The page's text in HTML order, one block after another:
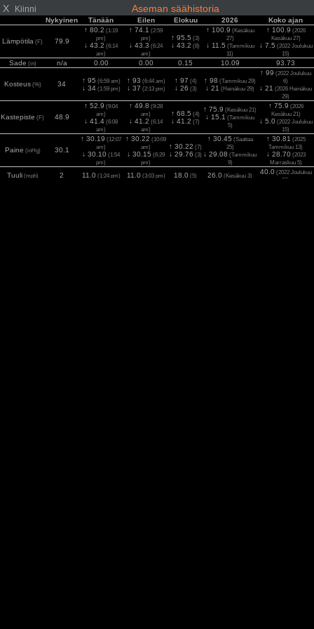
X Kiinni Aseman säähistoria
Nykyinen Tänään Eilen Elokuu 2026 Koko ajan
Lämpötila (F) 79.9
↑ 80.2 (1:19
pm)
↓ 43.2 (6:14
am)
↑ 74.1 (2:59
pm)
↓ 43.3 (6:24
am)
↑ 95.5 (3)
↓ 43.2 (8)
↑ 100.9 (Kesäkuu
27)
↓ 11.5 (Tammikuu
11)
↑ 100.9 (2026
Kesäkuu 27)
↓ 7.5 (2022 Joulukuu
15)
Sade (in) n/a 0.00 0.00 0.15 10.09 93.73
Kosteus(%) 34 ↑ 95 (6:59 am)
↓ 34(1:59 pm)
↑ 93 (6:44 am)
↓ 37 (2:13 pm)
↑ 97 (4)
↓ 26 (3)
↑ 98 (Tammikuu 29)
↓ 21 (Heinäkuu 29)
↑ 99 (2022 Joulukuu
6)
↓ 21 (2026 Heinäkuu
29)
Kastepiste (F) 48.9
↑ 52.9 (9:04
am)
↓ 41.4 (6:08
am)
↑ 49.8 (9:28
am)
↓ 41.2 (6:14
am)
↑ 68.5 (4)
↓ 41.2 (7)
↑ 75.9 (Kesäkuu 21)
↓ 15.1 (Tammikuu
5)
↑ 75.9 (2026
Kesäkuu 21)
↓ 5.0(2022 Joulukuu
15)
Paine (inHg) 30.1
↑ 30.19 (12:07
am)
↓ 30.10 (1:54
pm)
↑ 30.22 (10:09
am)
↓ 30.15 (6:29
pm)
↑ 30.22 (7)
↓ 29.76 (3)
↑ 30.45 (Saattaa
25)
↓ 29.08 (Tammikuu
9)
↑ 30.81 (2025
Tammikuu 13)
↓ 28.70(2023
Marraskuu 5)
Tuuli(mph) 2 11.0(1:24 pm) 11.0(3:03 pm) 18.0 (5) 26.0 (Kesäkuu 3) 40.0(2022 Joulukuu
30)